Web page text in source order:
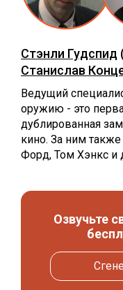
Стэнли Гудспид
Станислав
Ведущий
оружию - это
дублированная
кино. За ним
Форд, Том Хэнкс и
Озвучьте